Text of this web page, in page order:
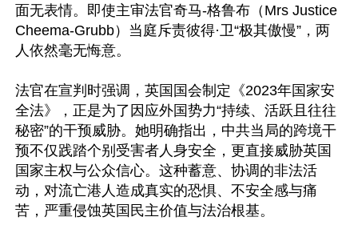
面无表情。即使主审法官奇马-格鲁布（Mrs Justice
Cheema-Grubb）当庭斥责彼得·卫“极其傲慢”，两
人依然毫无悔意。
法官在宣判时强调，英国国会制定《2023年国家安
全法》，正是为了因应外国势力“持续、活跃且往往
秘密”的干预威胁。她明确指出，中共当局的跨境干
预不仅践踏个别受害者人身安全，更直接威胁英国
国家主权与公众信心。这种蓄意、协调的非法活
动，对流亡港人造成真实的恐惧、不安全感与痛
苦，严重侵蚀英国民主价值与法治根基。